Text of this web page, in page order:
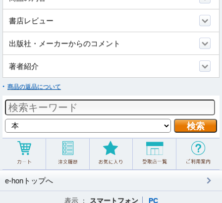
書店レビュー
出版社・メーカーからのコメント
著者紹介
商品の返品について
e-honトップへ
表示 ： スマートフォン PC